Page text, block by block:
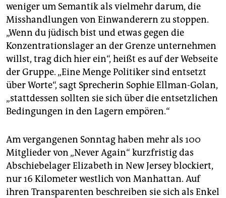
weniger um Semantik als vielmehr darum, die
Misshandlungen von Einwanderern zu stoppen.
„Wenn du jüdisch bist und etwas gegen die
Konzentrationslager an der Grenze unternehmen
willst, trag dich hier ein“, heißt es auf der Webseite
der Gruppe. „Eine Menge Politiker sind entsetzt
über Worte“, sagt Sprecherin Sophie Ellman-Golan,
„stattdessen sollten sie sich über die entsetzlichen
Bedingungen in den Lagern empören.“
Am vergangenen Sonntag haben mehr als 100
Mitglieder von „Never Again“ kurzfristig das
Abschiebelager Eli­za­beth in New Jersey blockiert,
nur 16 Kilometer westlich von Manhattan. Auf
ihren Transparenten beschreiben sie sich als Enkel